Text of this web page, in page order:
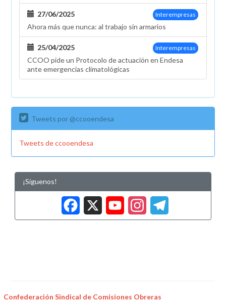
Interempresas
27/06/2025
Ahora más que nunca: al trabajo sin armarios
Interempresas
25/04/2025
CCOO pide un Protocolo de actuación en Endesa
ante emergencias climatológicas
Tweets por @ccooendesa
Tweets de ccooendesa
¡Síguenos!
Facebook
X
Confederación Sindical de Comisiones Obreras